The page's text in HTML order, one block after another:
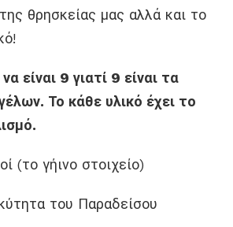
θρησκείας μας αλλά και το
είναι 9 γιατί 9 είναι τα
Το κάθε υλικό έχει το
(το γήινο στοιχείο)
του Παραδείσου